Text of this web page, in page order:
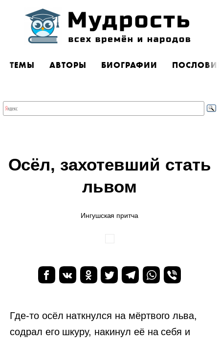
ТЕМЫ АВТОРЫ БИОГРАФИИ
Осёл, захотевший стать
львом
Ингушская притча
Где-то осёл наткнулся на мёртвого льва,
содрал его шкуру, накинул её на себя и